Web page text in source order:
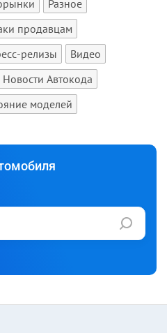
Разное
продавцам
релизы
Видео
Новости Автокода
моделей